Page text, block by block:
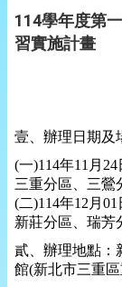
114學年度第
習實施計畫
壹、辦理日期及
(一)114年11月
三重分區、三鶯
(二)114年12月
新莊分區、瑞芳
貳、辦理地點：
館(新北市三重